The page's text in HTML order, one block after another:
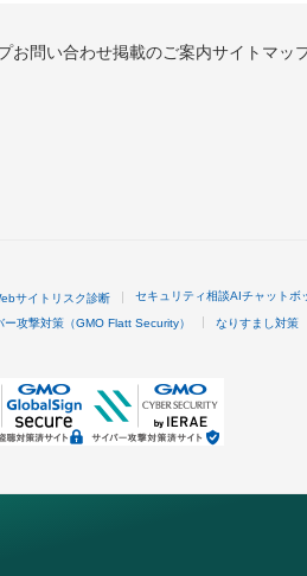
お問い合わせ掲載のご案内サイトマッ
サイトリスク診断 セキュリティ相談AIチャットボ
ー攻撃対策（GMO Flatt Security） なりすまし対策